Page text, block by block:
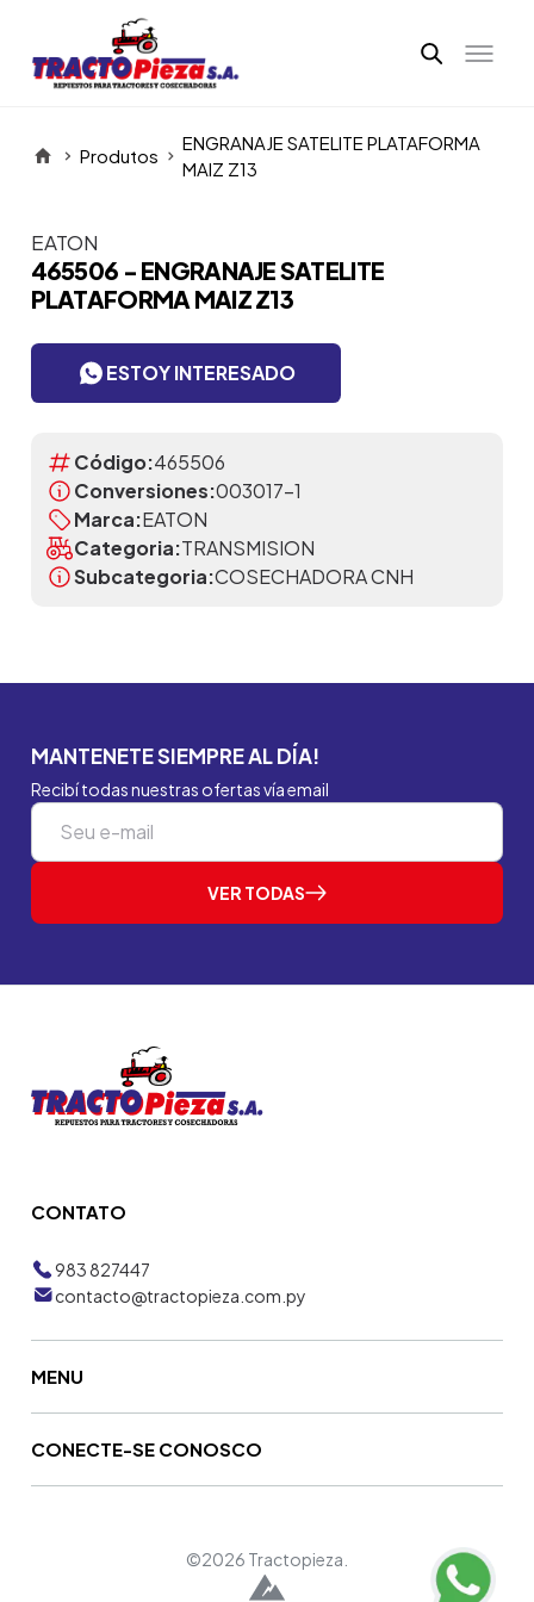
Produtos
ENGRANAJE SATELITE PLATAFORMA
MAIZ Z13
Itens da Galeria
EATON
465506 - ENGRANAJE SATELITE
PLATAFORMA MAIZ Z13
ESTOY INTERESADO
Código:465506
Conversiones:003017-1
Marca:EATON
Categoria:TRANSMISION
Subcategoria:COSECHADORA CNH
MANTENETE SIEMPRE AL DÍA!
Recibí todas nuestras ofertas vía email
VER TODAS
CONTATO
983 827447
contacto@tractopieza.com.py
MENU
CONECTE-SE CONOSCO
©2026 Tractopieza.